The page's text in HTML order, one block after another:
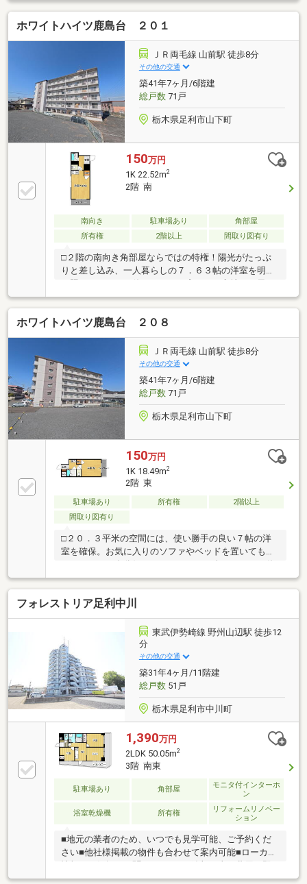
す。□2025年8月のリフォームに加え、2026年6月にも
洋室クロス交換や便座交換等を実施！さらに毎日の食
器洗いを時短してくれる食洗機も完備されており、手
直し不要ですぐに快適＆家事ラクな生活が始められま
す。□野州山辺駅まで徒歩わずか5分の駅近立地！毎日
のお買い物に便利なスーパーやコンビニ、小学校も徒
歩10分圏内に揃っています。通勤・通学からお買い物
まで身軽で快適な住環境です。
ホワイトハイツ鹿島台 ２０１
ＪＲ両毛線 山前駅 徒歩8分
その他の交通
築41年7ヶ月/6階建
総戸数71戸
栃木県足利市山下町
150万円
1K 22.52m2
2階 南
南向き 駐車場あり
角部屋
所有権
2階以上 間取り図有り
□２階の南向き角部屋ならではの特権！陽光がたっぷ
りと差し込み、一人暮らしの７．６３帖の洋室を明る
感じながら、淹れたてのコーヒーでゆったりとした朝
食を。□両毛線「山前駅」まで徒歩８分という近さ
は、毎日の通勤・通学の強い味方。朝の時間に余裕が
生まれ、駅からの帰り道も安心です。休日のお出かけ
もフットワークが軽くなり、アクティブなシングルラ
イフを支えます。□１Ｋのお部屋探しで重視される
「バス・トイレ別」や「室内洗濯機置き場」をしっか
り完備！
ホワイトハイツ鹿島台 ２０８
ＪＲ両毛線 山前駅 徒歩8分
その他の交通
築41年7ヶ月/6階建
総戸数71戸
栃木県足利市山下町
150万円
1K 18.49m2
2階 東
駐車場あり 所有権
2階以上
間取り図有り
□２０．３平米の空間には、使い勝手の良い７帖の洋
室を確保。お気に入りのソファやベッドを置いてもゆ
日はお部屋で映画鑑賞など、誰にも邪魔されない自由
な時間を。□両毛線「山前駅」まで徒歩８分という近
さは、毎日の通勤・通学の強い味方。朝の時間に余裕
が生まれ、駅からの帰り道も安心です。お出かけのフ
ットワークも軽くなり、アクティブで充実したシング
ルライフを支えます。□１Ｋのお部屋探しで重視され
る「バス・トイレ別」や「室内洗濯機置き場」をしっ
かり完備！毎日の身支度やお洗濯などの家事ストレス
を軽減します。
フォレストリア足利中川
東武伊勢崎線 野州山辺駅 徒歩12
分
その他の交通
築31年4ヶ月/11階建
総戸数51戸
栃木県足利市中川町
1,390万円
2LDK 50.05m2
3階 南東
駐車場あり 角部屋
モニタ付インターホ
ン
浴室乾燥機 所有権
リフォームリノベー
ション
■地元の業者のため、いつでも見学可能、ご予約くだ
さい■他社様掲載の物件も合わせて案内可能■ローカル
情報もお気軽にお聞きください■追加工事の費用は即
日お見積もり可能【人と街を想い 笑顔で未来につな